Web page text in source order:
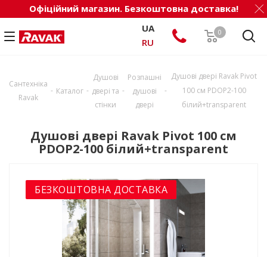
Офіційний магазин. Безкоштовна доставка!
0
UA
RU
Сантехніка
Ravak
- Каталог -
Душові
двері та
стінки
-
Розпашні
душові
двері
-
Душові двері Ravak Pivot
100 см PDOP2-100
білий+transparent
Душові двері Ravak Pivot 100 см
PDOP2-100 білий+transparent
БЕЗКОШТОВНА ДОСТАВКА